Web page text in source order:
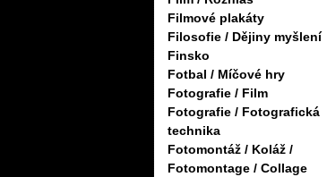
Filmové plakáty
Filosofie / Dějiny myšlení
Finsko
Fotbal / Míčové hry
Fotografie / Film
Fotografie / Fotografická
technika
Fotomontáž / Koláž /
Fotomontage / Collage